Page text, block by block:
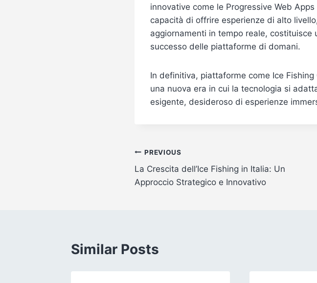
innovative come le Progressive Web
capacità di offrire esperienze di alto
aggiornamenti in tempo reale,
successo delle piattaforme di domani.
In definitiva, piattaforme come Ice
una nuova era in cui la tecnologia si
esigente, desideroso di esperienze
Post
navigation
PREVIOUS
La Crescita dell’Ice Fishing in Italia: Un
Approccio Strategico e Innovativo
Similar Posts